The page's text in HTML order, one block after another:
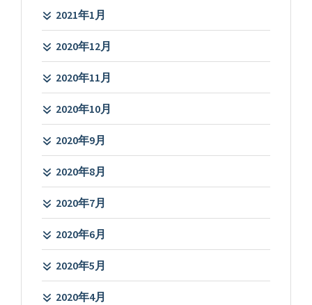
2021年1月
2020年12月
2020年11月
2020年10月
2020年9月
2020年8月
2020年7月
2020年6月
2020年5月
2020年4月